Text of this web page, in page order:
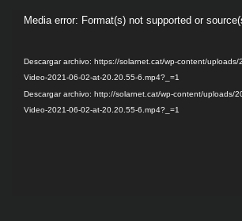
Reproductor
vídeo
Media error: Format(s) not supported or
Descargar archivo: https://solarnet.cat/wp-content/
Video-2021-06-02-at-20.20.55-6.mp4?_=1
Descargar archivo: http://solarnet.cat/wp-content/uploads/
Video-2021-06-02-at-20.20.55-6.mp4?_=1